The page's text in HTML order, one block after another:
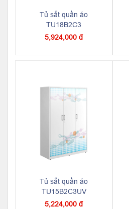
Tủ sắt quần áo
TU18B2C3
5,924,000 đ
Tủ sắt quần áo
TU15B2C3UV
5,224,000 đ